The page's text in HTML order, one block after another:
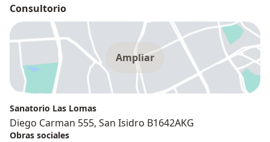
Consultorio
Ampliar
Sanatorio Las Lomas
Diego Carman 555, San Isidro B1642AKG
Obras sociales